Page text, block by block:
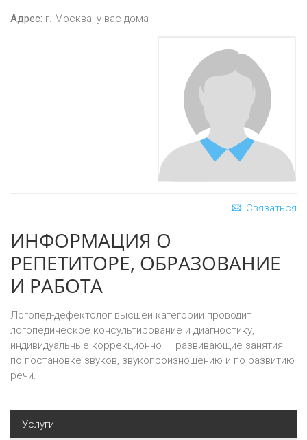
Адрес: г. Москва, у вас дома
Связаться
ИНФОРМАЦИЯ О
РЕПЕТИТОРЕ, ОБРАЗОВАНИЕ
И РАБОТА
Логопед-дефектолог высшей категории проводит
логопедическое консультирование и диагностику,
индивидуальные коррекционно — развивающие занятия
по постановке звуков, звукопроизношению и по развитию
речи.
Услуги